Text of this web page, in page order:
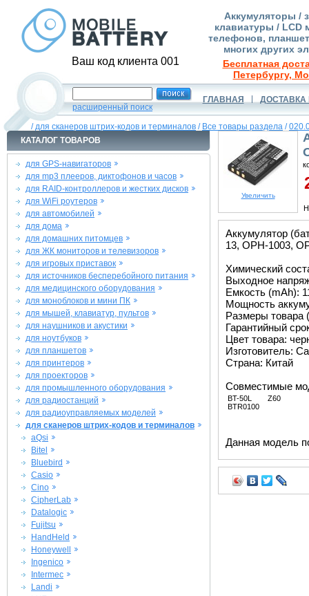
Ваш код клиента 001
Аккумуляторы /
клавиатуры / LCD
телефонов,
многих других
Бесплатная
Петербургу,
расширенный поиск
ГЛАВНАЯ ДОСТАВКА
/для сканеров штрих-кодов и терминалов / Все товары раздела /
КАТАЛОГ ТОВАРОВ
для GPS-навигаторов
для mp3 плееров, диктофонов и часов
для RAID-контроллеров и жестких дисков
для WiFi роутеров
для автомобилей
для дома
для домашних питомцев
для ЖК мониторов и телевизоров
для игровых приставок
для источников бесперебойного питания
для медицинского оборудования
для моноблоков и мини ПК
для мышей, клавиатур, пультов
для наушников и акустики
для ноутбуков
для планшетов
для принтеров
для проекторов
для промышленного оборудования
для радиостанций
для радиоуправляемых моделей
для сканеров штрих-кодов и терминалов
aQsi
Bitel
Bluebird
Casio
Cino
CipherLab
Datalogic
Fujitsu
HandHeld
Honeywell
Ingenico
Intermec
Landi
Увеличить
Аккумулятор
13, OPH-1003,
Химический
Выходное
Емкость (mAh):
Мощность
Размеры товара
Гарантийный
Цвет товара:
Изготовитель:
Страна: Китай
Совместимые
BT-50L
BTR0100
Z60
Данная модель